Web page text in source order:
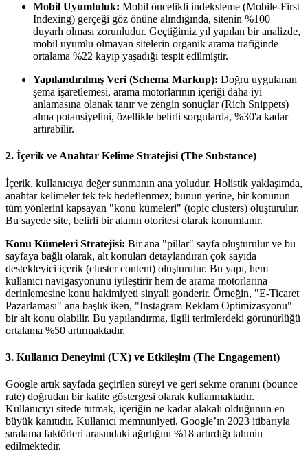
Mobil Uyumluluk: Mobil öncelikli indeksleme (Mobile-First
Indexing) gerçeği göz önüne alındığında, sitenin %100
duyarlı olması zorunludur. Geçtiğimiz yıl yapılan bir analizde,
mobil uyumlu olmayan sitelerin organik arama trafiğinde
ortalama %22 kayıp yaşadığı tespit edilmiştir.
Yapılandırılmış Veri (Schema Markup): Doğru uygulanan
şema işaretlemesi, arama motorlarının içeriği daha iyi
anlamasına olanak tanır ve zengin sonuçlar (Rich Snippets)
alma potansiyelini, özellikle belirli sorgularda, %30'a kadar
artırabilir.
2. İçerik ve Anahtar Kelime Stratejisi (The Substance)
İçerik, kullanıcıya değer sunmanın ana yoludur. Holistik yaklaşımda,
anahtar kelimeler tek tek hedeflenmez; bunun yerine, bir konunun
tüm yönlerini kapsayan "konu kümeleri" (topic clusters) oluşturulur.
Bu sayede site, belirli bir alanın otoritesi olarak konumlanır.
Konu Kümeleri Stratejisi: Bir ana "pillar" sayfa oluşturulur ve bu
sayfaya bağlı olarak, alt konuları detaylandıran çok sayıda
destekleyici içerik (cluster content) oluşturulur. Bu yapı, hem
kullanıcı navigasyonunu iyileştirir hem de arama motorlarına
derinlemesine konu hakimiyeti sinyali gönderir. Örneğin, "E-Ticaret
Pazarlaması" ana başlık iken, "Instagram Reklam Optimizasyonu"
bir alt konu olabilir. Bu yapılandırma, ilgili terimlerdeki görünürlüğü
ortalama %50 artırmaktadır.
3. Kullanıcı Deneyimi (UX) ve Etkileşim (The Engagement)
Google artık sayfada geçirilen süreyi ve geri sekme oranını (bounce
rate) doğrudan bir kalite göstergesi olarak kullanmaktadır.
Kullanıcıyı sitede tutmak, içeriğin ne kadar alakalı olduğunun en
büyük kanıtıdır. Kullanıcı memnuniyeti, Google’ın 2023 itibarıyla
sıralama faktörleri arasındaki ağırlığını %18 artırdığı tahmin
edilmektedir.